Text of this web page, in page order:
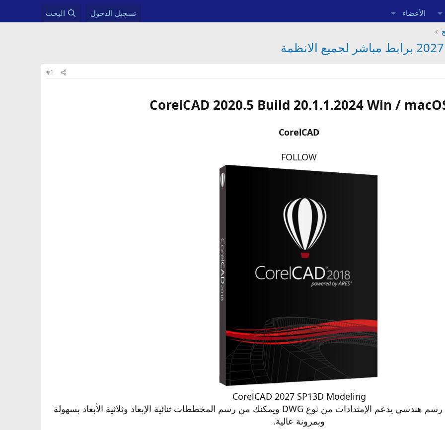
الأعضاء تسجيل الدخول البحث
#1
CorelCAD 2020.5 Build 20.1.1.2024 Win /
CorelCAD
FOLLOW
CorelCAD 2027 SP13D Modeling
برنامج كوريل كاد هو برنامج رسم هندسي يدعم الإمتدادات من نوع DWG ويمكنك من رسم المخططات ثنائية الإبعاد وثلاثية الأبعاد بسهولة
وبمرونة عالية.